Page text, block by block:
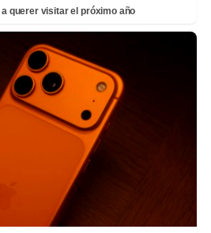
querer visitar el próximo año